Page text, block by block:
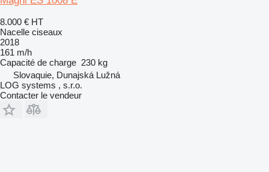
8.000 € HT
Nacelle ciseaux
2018
161 m/h
Capacité de charge 230 kg
Slovaquie, Dunajská Lužná
LOG systems , s.r.o.
Contacter le vendeur